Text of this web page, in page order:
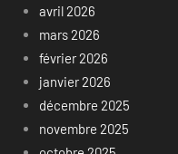
avril 2026
mars 2026
février 2026
janvier 2026
décembre 2025
novembre 2025